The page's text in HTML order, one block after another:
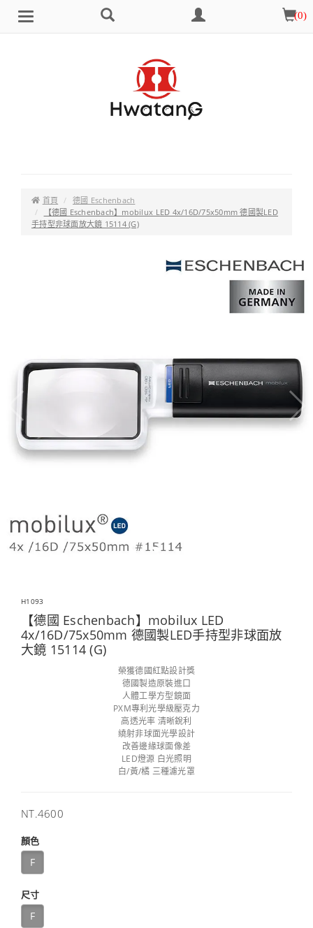
選
搜
會
員
中
購
物
車
(0)
首頁
德國 Eschenbach
【德國 Eschenbach】mobilux LED 4x/16D/75x50mm 德國製LED
手持型非球面放大鏡 15114 (G)
H1093
【德國 Eschenbach】mobilux LED
4x/16D/75x50mm 德國製LED手持型非球面放
大鏡 15114 (G)
榮獲德國紅點設計獎
德國製造原裝進口
人體工學方型鏡面
PXM專利光學級壓克力
高透光率 清晰銳利
繞射非球面光學設計
改善邊緣球面像差
LED燈源 白光照明
白/黃/橘 三種濾光罩
售
NT.4600
顏色
F
尺寸
F